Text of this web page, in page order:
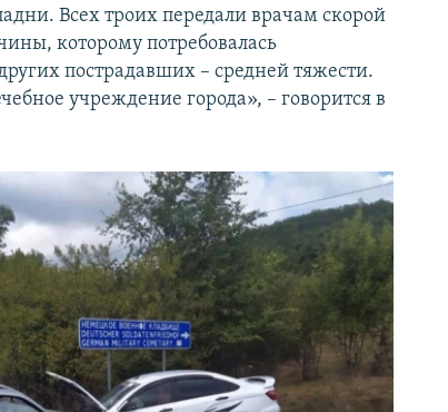
Всех троих передали врачам скорой
которому потребовалась
пострадавших – средней тяжести.
учреждение города», – говорится в